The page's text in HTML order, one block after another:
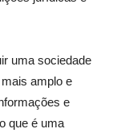
uma sociedade
amplo e
e
que é uma